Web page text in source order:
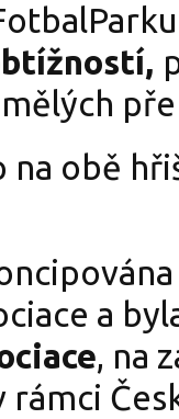
obě
a
, na
rámci